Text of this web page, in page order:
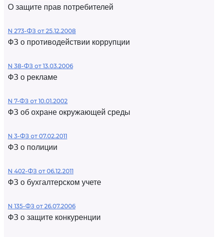
О защите прав потребителей
N 273-ФЗ от 25.12.2008
ФЗ о противодействии коррупции
N 38-ФЗ от 13.03.2006
ФЗ о рекламе
N 7-ФЗ от 10.01.2002
ФЗ об охране окружающей среды
N 3-ФЗ от 07.02.2011
ФЗ о полиции
N 402-ФЗ от 06.12.2011
ФЗ о бухгалтерском учете
N 135-ФЗ от 26.07.2006
ФЗ о защите конкуренции